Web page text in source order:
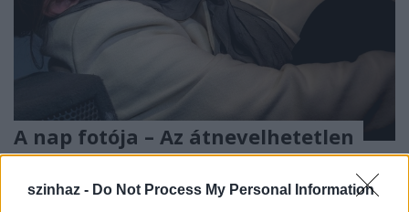
szinhaz - Do Not Process My Personal Information
A nap fotója – Az átnevelhetetlen